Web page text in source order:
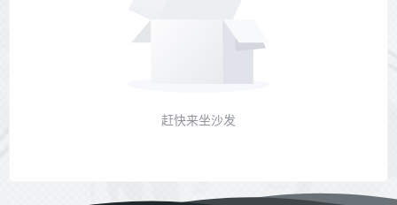
赶快来坐沙发